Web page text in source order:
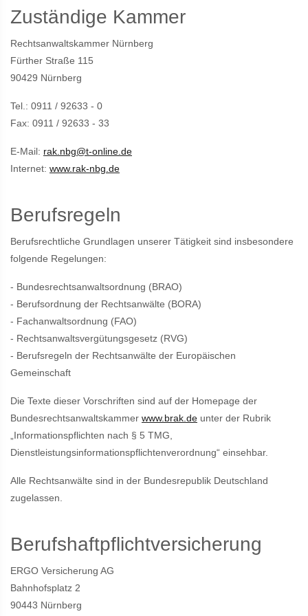
Zuständige Kammer
Rechtsanwaltskammer Nürnberg
Fürther Straße 115
90429 Nürnberg
Tel.: 0911 / 92633 - 0
Fax: 0911 / 92633 - 33
E-Mail: rak.nbg@t-online.de
Internet: www.rak-nbg.de
Berufsregeln
Berufsrechtliche Grundlagen unserer Tätigkeit sind insbesondere
folgende Regelungen:
- Bundesrechtsanwaltsordnung (BRAO)
- Berufsordnung der Rechtsanwälte (BORA)
- Fachanwaltsordnung (FAO)
- Rechtsanwaltsvergütungsgesetz (RVG)
- Berufsregeln der Rechtsanwälte der Europäischen
Gemeinschaft
Die Texte dieser Vorschriften sind auf der Homepage der
Bundesrechtsanwaltskammer www.brak.de unter der Rubrik
„Informationspflichten nach § 5 TMG,
Dienstleistungsinformationspflichtenverordnung“ einsehbar.
Alle Rechtsanwälte sind in der Bundesrepublik Deutschland
zugelassen.
Berufshaftpflichtversicherung
ERGO Versicherung AG
Bahnhofsplatz 2
90443 Nürnberg